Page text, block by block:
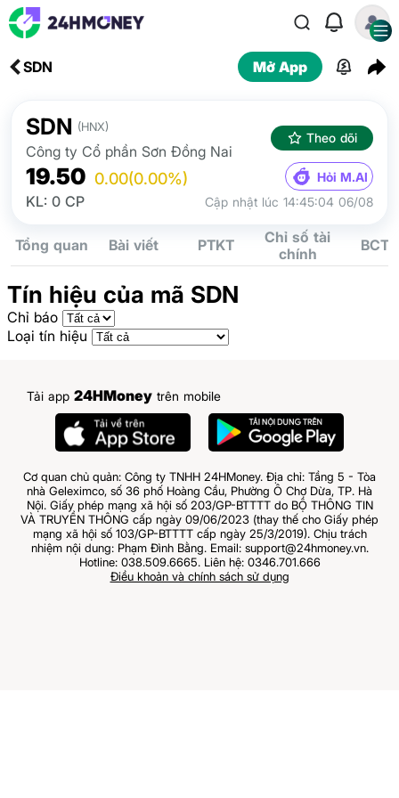
SDN Mở App
SDN (HNX)
Công ty Cổ phần Sơn Đồng Nai
Theo dõi
19.50 0.00(0.00%) Hỏi M.AI
KL: 0 CP Cập nhật lúc 14:45:04 06/08
Tổng quan Bài viết PTKT
Chỉ số tài
chính
BCTC
Tín hiệu của mã SDN
Chỉ báo
Loại tín hiệu
Tải app 24HMoney trên mobile
Cơ quan chủ quản: Công ty TNHH 24HMoney. Địa chỉ: Tầng 5 - Tòa
nhà Geleximco, số 36 phố Hoàng Cầu, Phường Ô Chợ Dừa, TP. Hà
Nội. Giấy phép mạng xã hội số 203/GP-BTTTT do BỘ THÔNG TIN
VÀ TRUYỀN THÔNG cấp ngày 09/06/2023 (thay thế cho Giấy phép
mạng xã hội số 103/GP-BTTTT cấp ngày 25/3/2019). Chịu trách
nhiệm nội dung: Phạm Đình Bằng. Email: support@24hmoney.vn.
Hotline: 038.509.6665. Liên hệ: 0346.701.666
Điều khoản và chính sách sử dụng